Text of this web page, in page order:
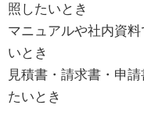
照したいとき
マニュアルや社内資
いとき
見積書・請求書・申
たいとき